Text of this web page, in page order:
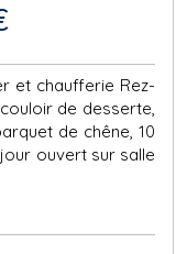
et chaufferie Rez-
de desserte,
de chêne, 10
ouvert sur salle